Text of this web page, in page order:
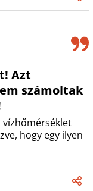
Azt
számoltak
vízhőmérséklet
hogy egy ilyen